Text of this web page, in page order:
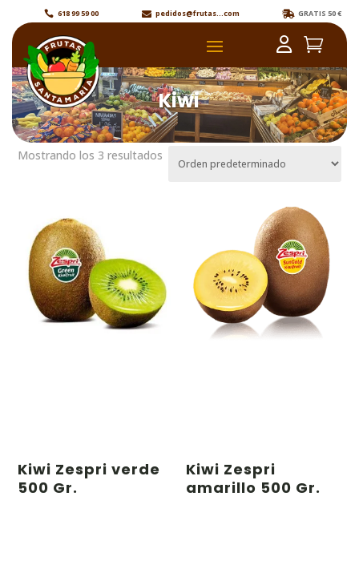
 618 99 59 00  pedidos@frutas...com  GRATIS 50 €
Kiwi
Mostrando los 3 resultados
Kiwi Zespri verde
500 Gr.
Kiwi Zespri
amarillo 500 Gr.